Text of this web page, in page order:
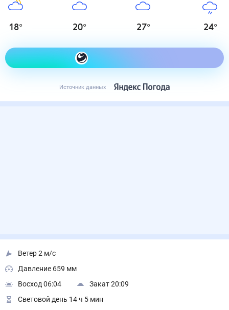
18° 20° 27° 24°
Как одеться сегодня
Источник данных
Ветер 2 м/с
Давление 659 мм
Восход 06:04
Закат 20:09
Световой день 14 ч 5 мин